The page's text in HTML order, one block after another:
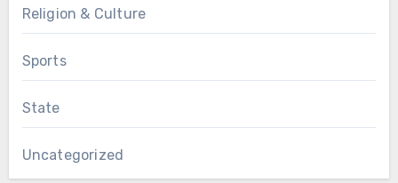
Religion & Culture
Sports
State
Uncategorized